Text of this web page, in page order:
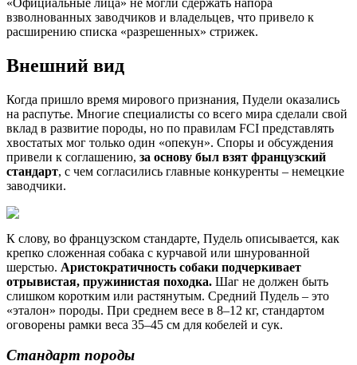
взволнованных заводчиков и владельцев, что привело к
расширению списка «разрешенных» стрижек.
Внешний вид
Когда пришло время мирового признания, Пудели оказались
на распутье. Многие специалисты со всего мира сделали свой
вклад в развитие породы, но по правилам FCI представлять
хвостатых мог только один «опекун». Споры и обсуждения
привели к соглашению, за основу был взят французский
стандарт, с чем согласились главные конкуренты – немецкие
заводчики.
К слову, во французском стандарте, Пудель описывается, как
крепко сложенная собака с курчавой или шнурованной
шерстью. Аристократичность собаки подчеркивает
отрывистая, пружинистая походка. Шаг не должен быть
слишком коротким или растянутым. Средний Пудель – это
«эталон» породы. При среднем весе в 8–12 кг, стандартом
оговорены рамки веса 35–45 см для кобелей и сук.
Стандарт породы